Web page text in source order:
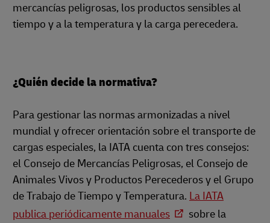
mercancías peligrosas, los productos sensibles al
tiempo y a la temperatura y la carga perecedera.
¿Quién decide la normativa?
Para gestionar las normas armonizadas a nivel
mundial y ofrecer orientación sobre el transporte de
cargas especiales, la IATA cuenta con tres consejos:
el Consejo de Mercancías Peligrosas, el Consejo de
Animales Vivos y Productos Perecederos y el Grupo
de Trabajo de Tiempo y Temperatura. La IATA
publica periódicamente manuales
sobre la